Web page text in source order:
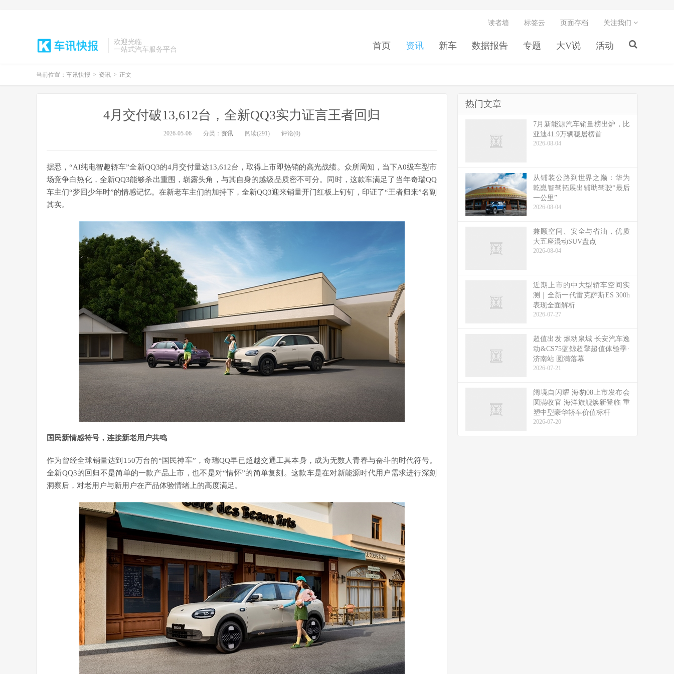
欢迎光临
一站式汽车服务平台
首页 资讯 新车 数据报告 专题 大V说 活动
读者墙 标签云 页面存档 关注我们
当前位置： 车讯快报 > 资讯 > 正文
4月交付破13,612台，全新QQ3实力证言王者回归
2026-05-06 分类： 资讯 阅读(291) 评论(0)
据悉，“AI纯电智趣轿车”全新QQ3的4月交付量达13,612台，取得上市即热销的高光战绩。众所周知，当下A0级车型市
场竞争白热化，全新QQ3能够杀出重围，崭露头角，与其自身的越级品质密不可分。同时，这款车满足了当年奇瑞QQ
车主们“梦回少年时”的情感记忆。在新老车主们的加持下，全新QQ3迎来销量开门红板上钉钉，印证了“王者归来”名副
其实。
国民新情感符号，连接新老用户共鸣
作为曾经全球销量达到150万台的“国民神车”，奇瑞QQ早已超越交通工具本身，成为无数人青春与奋斗的时代符号。
全新QQ3的回归不是简单的一款产品上市，也不是对“情怀”的简单复刻。这款车是在对新能源时代用户需求进行深刻
洞察后，对老用户与新用户在产品体验情绪上的高度满足。
热门文章
7月新能源汽车销量榜出炉，比
亚迪41.9万辆稳居榜首
2026-08-04
从铺装公路到世界之巅：华为
乾崑智驾拓展出辅助驾驶“最后
一公里”
2026-08-04
兼顾空间、安全与省油，优质
大五座混动SUV盘点
2026-08-04
近期上市的中大型轿车空间实
测｜全新一代雷克萨斯ES 300h
表现全面解析
2026-07-27
超值出发 燃动泉城 长安汽车逸
动&CS75蓝鲸超擎超值体验季·
济南站 圆满落幕
2026-07-21
阔境自闪耀 海豹08上市发布会
圆满收官 海洋旗舰焕新登临 重
塑中型豪华轿车价值标杆
2026-07-20